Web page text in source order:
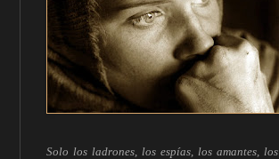
Solo los ladrones, los espías, los amantes, los